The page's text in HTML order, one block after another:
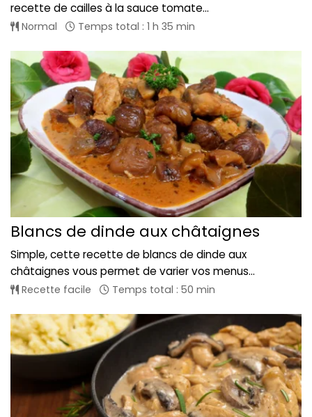
recette de cailles à la sauce tomate...
Normal Temps total : 1 h 35 min
Blancs de dinde aux châtaignes
Simple, cette recette de blancs de dinde aux
châtaignes vous permet de varier vos menus...
Recette facile Temps total : 50 min